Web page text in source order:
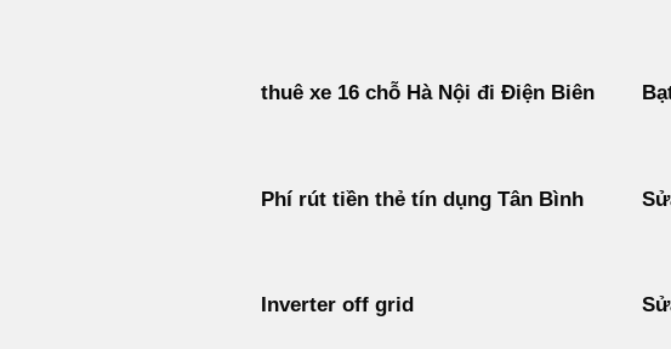
thuê xe 16 chỗ Hà Nội đi Điện Biên
Phí rút tiền thẻ tín dụng Tân Bình
Inverter off grid